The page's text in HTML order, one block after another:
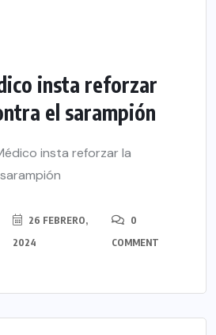
insta reforzar
el sarampión
insta reforzar la
26 FEBRERO,
2024
0
COMMENT